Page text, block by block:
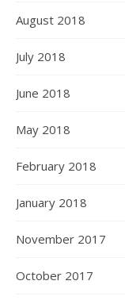
August 2018
July 2018
June 2018
May 2018
February 2018
January 2018
November 2017
October 2017